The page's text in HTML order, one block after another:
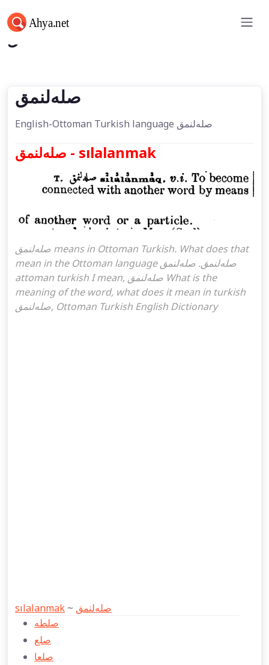
صله‌لنمق
صله‌لنمق
English-Ottoman Turkish language صله‌لنمق
صله‌لنمق - sılalanmak
صله‌لنمق means in Ottoman Turkish. What does that
mean in the Ottoman language صله‌لنمق. صله‌لنمق
attoman turkish I mean, صله‌لنمق What is the
meaning of the word, what does it mean in turkish
صله‌لنمق, Ottoman Turkish English Dictionary
sılalanmak ~ صله‌لنمق
صلطه
صلع
صلعا